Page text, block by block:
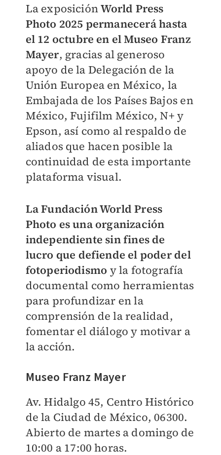
La exposiciónWorld Press
Photo 2025 permanecerá hasta
el 12 octubre en el Museo Franz
Mayer, gracias al generoso
apoyo de la Delegación de la
Unión Europea en México, la
Embajada de los Países Bajos en
México, Fujifilm México, N+ y
Epson, así como al respaldo de
aliados que hacen posible la
continuidad de esta importante
plataforma visual.
La Fundación World Press
Photo es una organización
independiente sin fines de
lucro que defiende el poder del
fotoperiodismo y la fotografía
documental como herramientas
para profundizar en la
comprensión de la realidad,
fomentar el diálogo y motivar a
la acción.
Museo Franz Mayer
Av. Hidalgo 45, Centro Histórico
de la Ciudad de México, 06300.
Abierto de martes a domingo de
10:00 a 17:00 horas.